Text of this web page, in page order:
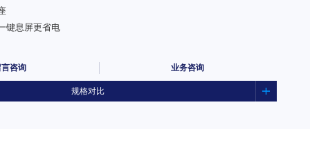
键息屏更省电
言咨询 业务咨询
规格对比